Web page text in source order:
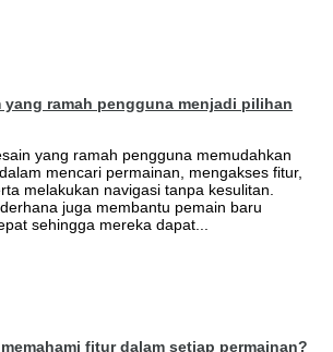
yang ramah pengguna menjadi pilihan
yang ramah pengguna memudahkan
mencari permainan, mengakses fitur,
melakukan navigasi tanpa kesulitan.
juga membantu pemain baru
sehingga mereka dapat...
fitur dalam setiap permainan?